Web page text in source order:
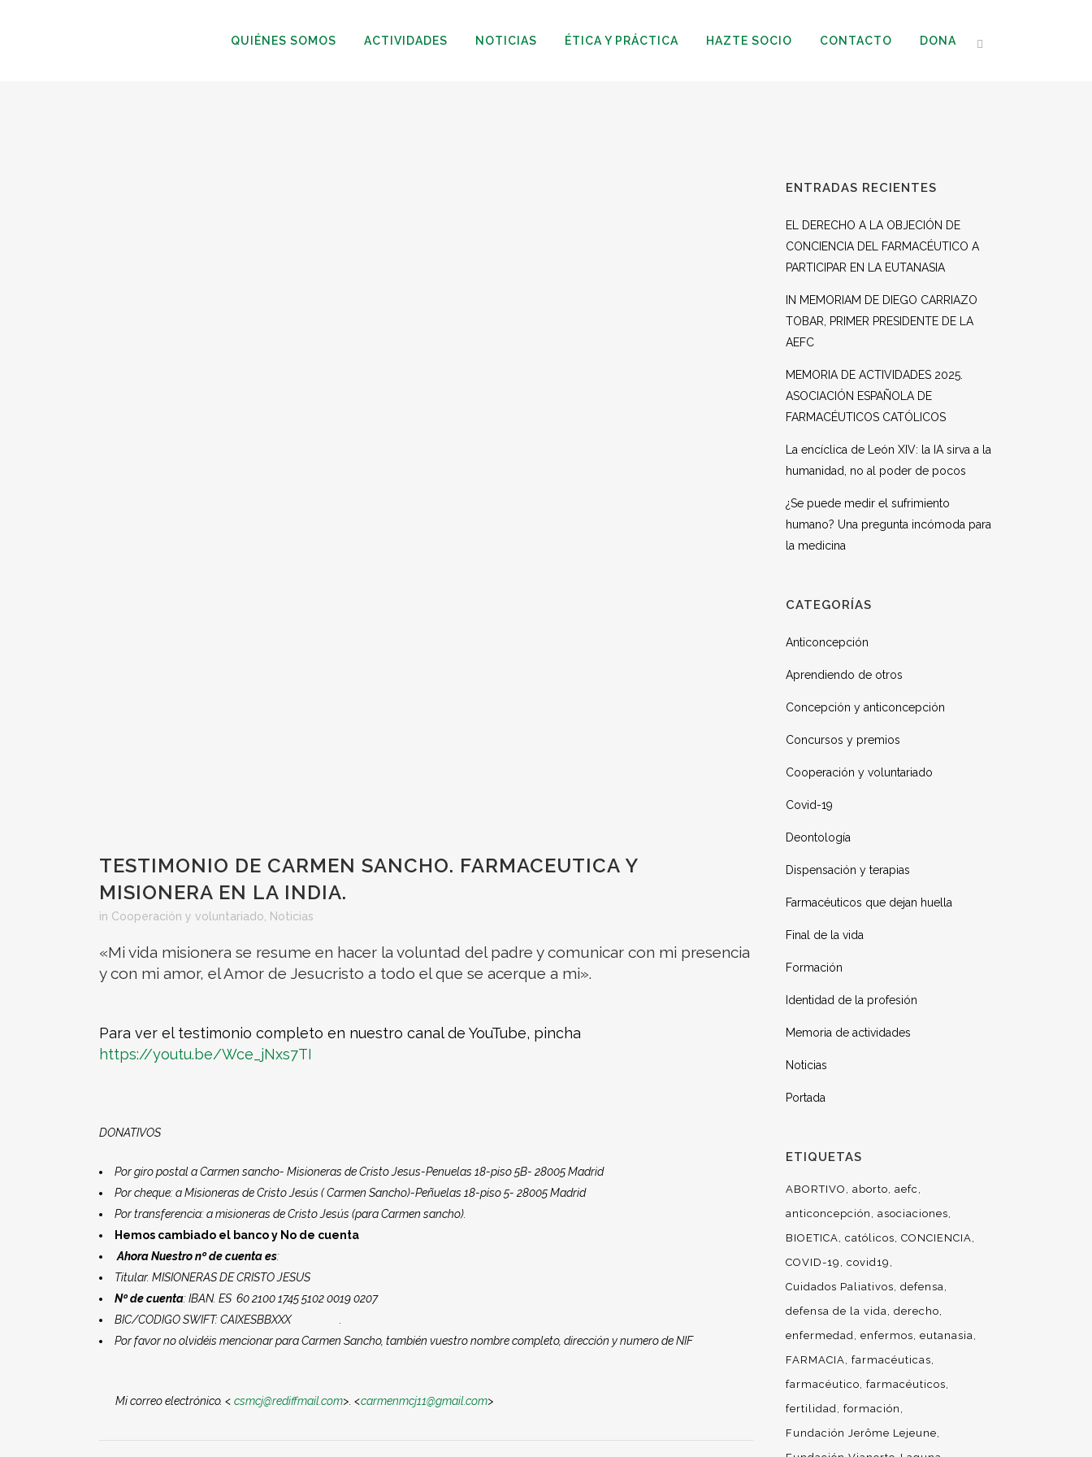
QUIÉNES SOMOS ACTIVIDADES NOTICIAS ÉTICA Y PRÁCTICA HAZTE SOCIO CONTACTO DONA
TESTIMONIO DE CARMEN SANCHO. FARMACEUTICA Y
MISIONERA EN LA INDIA.
in Cooperación y voluntariado Noticias
«Mi vida misionera se resume en hacer la voluntad del padre y comunicar con mi presencia
y con mi amor, el Amor de Jesucristo a todo el que se acerque a mi».
Para ver el testimonio completo en nuestro canal de YouTube, pincha
https://youtu.be/Wce_jNxs7TI
DONATIVOS
Por giro postal a Carmen sancho- Misioneras de Cristo Jesus-Penuelas 18-piso 5B- 28005 Madrid
Por cheque: a Misioneras de Cristo Jesús ( Carmen Sancho)-Peñuelas 18-piso 5- 28005 Madrid
Por transferencia: a misioneras de Cristo Jesús (para Carmen sancho).
Hemos cambiado el banco y No de cuenta
Ahora Nuestro nº de cuenta es:
Titular. MISIONERAS DE CRISTO JESUS
Nº de cuenta: IBAN. ES 60 2100 1745 5102 0019 0207
BIC/CODIGO SWIFT: CAIXESBBXXX .
Por favor no olvidéis mencionar para Carmen Sancho, también vuestro nombre completo, dirección y numero de NIF
Micorreo electrónico. < csmcj@rediffmail.com>. <carmenmcj11@gmail.com>
ENTRADAS RECIENTES
EL DERECHO A LA OBJECIÓN DE
CONCIENCIA DEL FARMACÉUTICO A
PARTICIPAR EN LA EUTANASIA
IN MEMORIAM DE DIEGO CARRIAZO
TOBAR, PRIMER PRESIDENTE DE LA
AEFC
MEMORIA DE ACTIVIDADES 2025.
ASOCIACIÓN ESPAÑOLA DE
FARMACÉUTICOS CATÓLICOS
La encíclica de León XIV: la IA sirva a la
humanidad, no al poder de pocos
¿Se puede medir el sufrimiento
humano? Una pregunta incómoda para
la medicina
CATEGORÍAS
Anticoncepción
Aprendiendo de otros
Concepción y anticoncepción
Concursos y premios
Cooperación y voluntariado
Covid-19
Deontología
Dispensación y terapias
Farmacéuticos que dejan huella
Final de la vida
Formación
Identidad de la profesión
Memoria de actividades
Noticias
Portada
ETIQUETAS
ABORTIVO aborto aefc
anticoncepción
asociaciones
BIOETICA católicos CONCIENCIA
COVID-19
covid19
Cuidados Paliativos defensa
defensa de la vida derecho
enfermedad enfermos eutanasia
FARMACIA farmacéuticas
farmacéutico farmacéuticos
fertilidad formación
Fundación Jerôme Lejeune